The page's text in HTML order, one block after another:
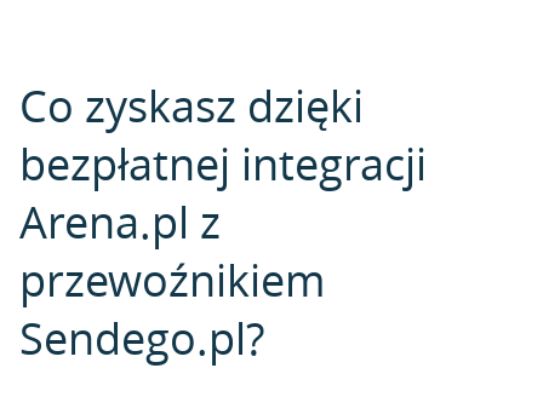
Co zyskasz dzięki
bezpłatnej integracji
Arena.pl z
przewoźnikiem
Sendego.pl?